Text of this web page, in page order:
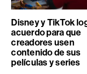
Disney y TikTok
acuerdo para que
creadores usen
contenido de sus
películas y series